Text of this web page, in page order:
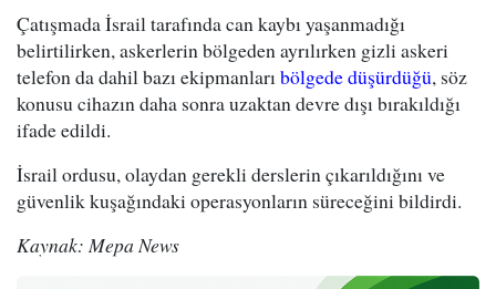
Çatışmada İsrail tarafında can kaybı yaşanmadığı
belirtilirken, askerlerin bölgeden ayrılırken gizli askeri
telefon da dahil bazı ekipmanları bölgede düşürdüğü, söz
konusu cihazın daha sonra uzaktan devre dışı bırakıldığı
ifade edildi.
İsrail ordusu, olaydan gerekli derslerin çıkarıldığını ve
güvenlik kuşağındaki operasyonların süreceğini bildirdi.
Kaynak: Mepa News